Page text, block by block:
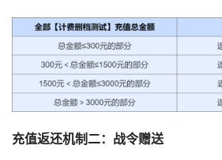
充值返还机制二：战令赠送